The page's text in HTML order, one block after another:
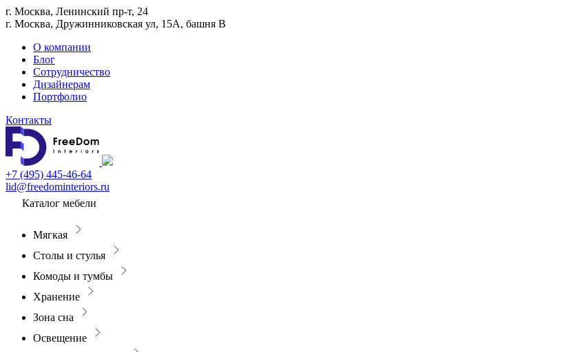
г. Москва, Ленинский пр-т, 24
г. Москва, Дружинниковская ул, 15А, башня В
О компании
Блог
Сотрудничество
Дизайнерам
Портфолио
Контакты
+7 (495) 445-46-64
lid@freedominteriors.ru
Каталог мебели
Мягкая
Столы и стулья
Комоды и тумбы
Хранение
Зона сна
Освещение